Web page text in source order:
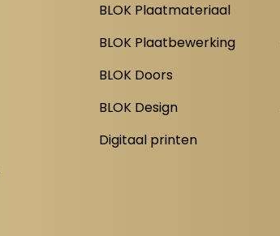
BLOK Plaatmateriaal
BLOK Plaatbewerking
BLOK Doors
BLOK Design
Digitaal printen